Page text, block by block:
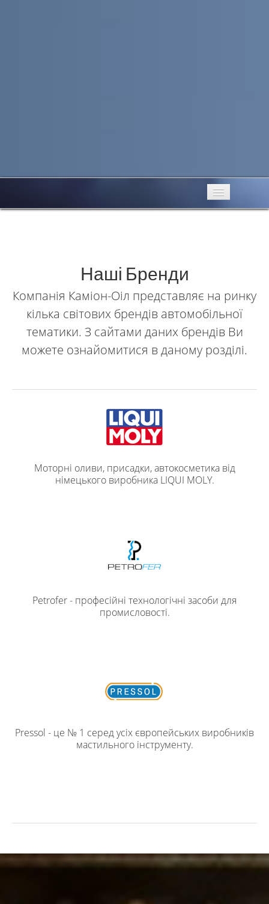
Бренди
Новини
Зв'язок
Наші Бренди
Компанія Каміон-Оіл представляє на ринку
кілька світових брендів автомобільної
тематики. З сайтами даних брендів Ви
можете ознайомитися в даному розділі.
Моторні оливи, присадки, автокосметика від
німецького виробника LIQUI MOLY.
Petrofer - професійні технологічні засоби для
промисловості.
Pressol - це № 1 серед усіх європейських виробників
мастильного інструменту.